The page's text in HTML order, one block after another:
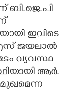
ബി.ജെ.പി
ഇവിടെ
ജയലാൽ
വ്യവസ്ഥ
ആർ.